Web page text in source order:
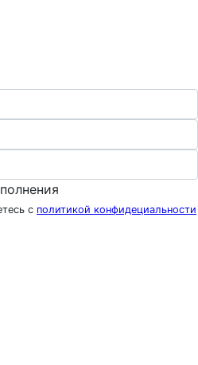
с политикой конфидециальности